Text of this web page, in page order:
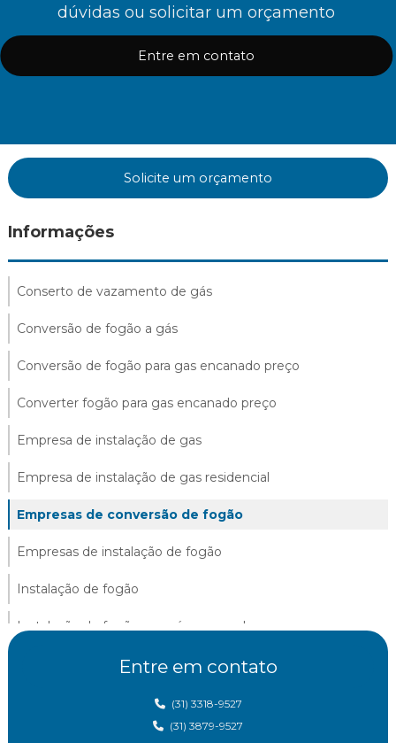
dúvidas ou solicitar um orçamento
Entre em contato
Solicite um orçamento
Informações
Conserto de vazamento de gás
Conversão de fogão a gás
Conversão de fogão para gas encanado preço
Converter fogão para gas encanado preço
Empresa de instalação de gas
Empresa de instalação de gas residencial
Empresas de conversão de fogão
Empresas de instalação de fogão
Instalação de fogão
Instalação de fogão em gás encanado
Instalação fogão gn
Instalação de gás em belo horizonte
Entre em contato
(31) 3318-9527
(31) 3879-9527